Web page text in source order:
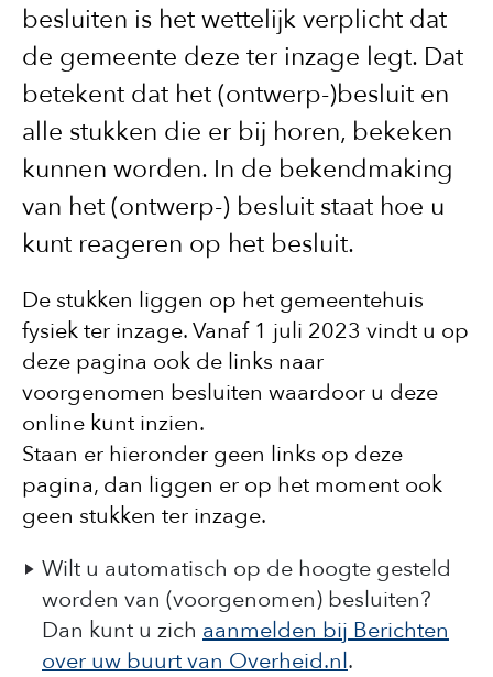
besluiten is het wettelijk verplicht dat
de gemeente deze ter inzage legt. Dat
betekent dat het (ontwerp-)besluit en
alle stukken die er bij horen, bekeken
kunnen worden. In de bekendmaking
van het (ontwerp-) besluit staat hoe u
kunt reageren op het besluit.
De stukken liggen op het gemeentehuis
fysiek ter inzage. Vanaf 1 juli 2023 vindt u op
deze pagina ook de links naar
voorgenomen besluiten waardoor u deze
online kunt inzien.
Staan er hieronder geen links op deze
pagina, dan liggen er op het moment ook
geen stukken ter inzage.
Wilt u automatisch op de hoogte gesteld
worden van (voorgenomen) besluiten?
Dan kunt u zich aanmelden bij Berichten
over uw buurt van Overheid.nl.